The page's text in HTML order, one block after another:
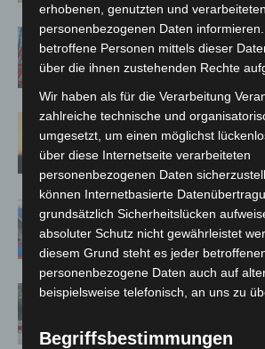
A2: Zweite
zwischen Hannover-
Bothfeld
Hannover: Erste
Population in
Mann läuft mit
A7 – Polizei sucht
Gasleitung bei
erhobenen, genutzten und verarbeiteten
personenbezogenen Daten
betroffene Personen mittels dieser
über die ihnen zustehenden Rechte
Wir haben als für die Verarbeitung
zahlreiche technische und
umgesetzt, um einen möglichst
über diese Internetseite verarbeiteten
personenbezogenen Daten
können Internetbasierte
grundsätzlich Sicherheitslücken
absoluter Schutz nicht gewährleistet
diesem Grund steht es jeder
personenbezogene Daten auch auf
beispielsweise telefonisch, an uns zu
Begriffsbestimmungen